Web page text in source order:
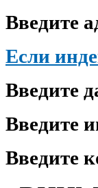
Введите
Если
Введите
Введите
Введите